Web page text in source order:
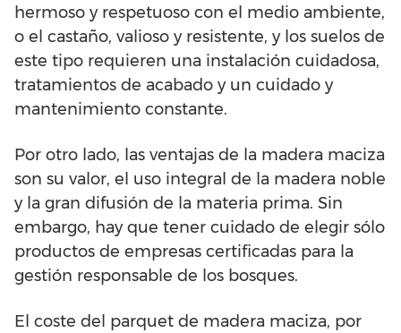
hermoso y respetuoso con el medio ambiente,
o el castaño, valioso y resistente, y los suelos de
este tipo requieren una instalación cuidadosa,
tratamientos de acabado y un cuidado y
mantenimiento constante.
Por otro lado, las ventajas de la madera maciza
son su valor, el uso integral de la madera noble
y la gran difusión de la materia prima. Sin
embargo, hay que tener cuidado de elegir sólo
productos de empresas certificadas para la
gestión responsable de los bosques.
El coste del parquet de madera maciza, por